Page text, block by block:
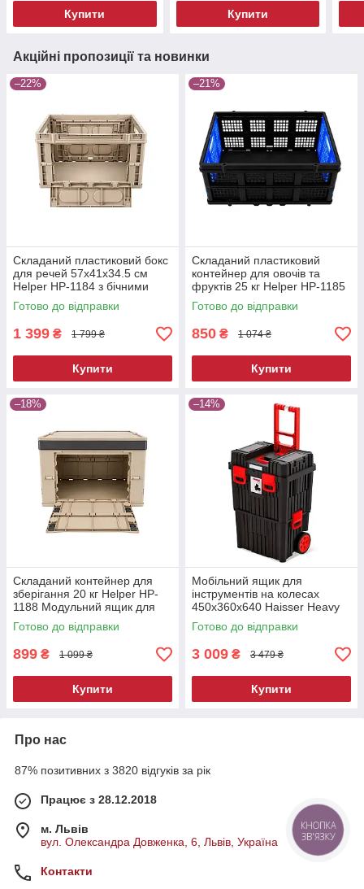
Купити Купити
Акційні пропозиції та новинки
–22%
Складаний пластиковий бокс
для речей 57х41х34.5 см
Helper HP-1184 з бічними
ручками
Готово до відправки
1 399 ₴ 1 799 ₴
Купити
–21%
Складаний пластиковий
контейнер для овочів та
фруктів 25 кг Helper HP-1185
універсальний складний
ящик-корзина
Готово до відправки
850 ₴ 1 074 ₴
Купити
–18%
Складаний контейнер для
зберігання 20 кг Helper HP-
1188 Модульний ящик для
зберігання
Готово до відправки
899 ₴ 1 099 ₴
Купити
–14%
Мобільний ящик для
інструментів на колесах
450х360х640 Haisser Heavy
пересувний інструмент
Готово до відправки
3 009 ₴ 3 479 ₴
Купити
Про нас
87% позитивних з 3820 відгуків за рік
Працює з 28.12.2018
м. Львів
вул. Олександра Довженка, 6, Львів, Україна
Контакти
КНОПКА
ЗВ'ЯЗКУ